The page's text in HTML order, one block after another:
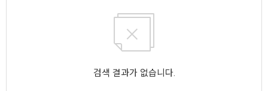
검색 결과가 없습니다.